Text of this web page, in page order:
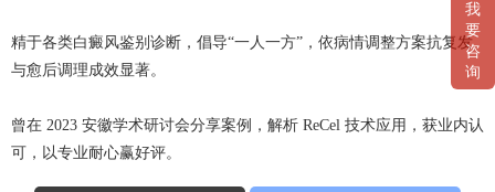
精于各类白癜风鉴别诊断，倡导“一人一方”，依病情调整方案抗复发
与愈后调理成效显著。
曾在 2023 安徽学术研讨会分享案例，解析 ReCel 技术应用，获业内认
可，以专业耐心赢好评。
我
要
咨
询